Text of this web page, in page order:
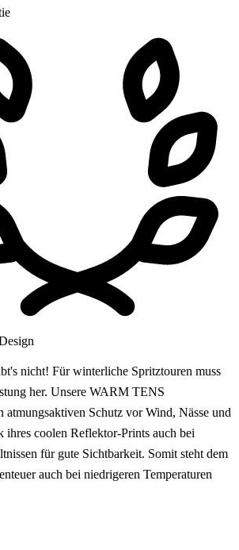
nicht! Für winterliche Spritztouren muss
her. Unsere WARM TENS
atmungsaktiven Schutz vor Wind, Nässe und
ihres coolen Reflektor-Prints auch bei
für gute Sichtbarkeit. Somit steht dem
auch bei niedrigeren Temperaturen